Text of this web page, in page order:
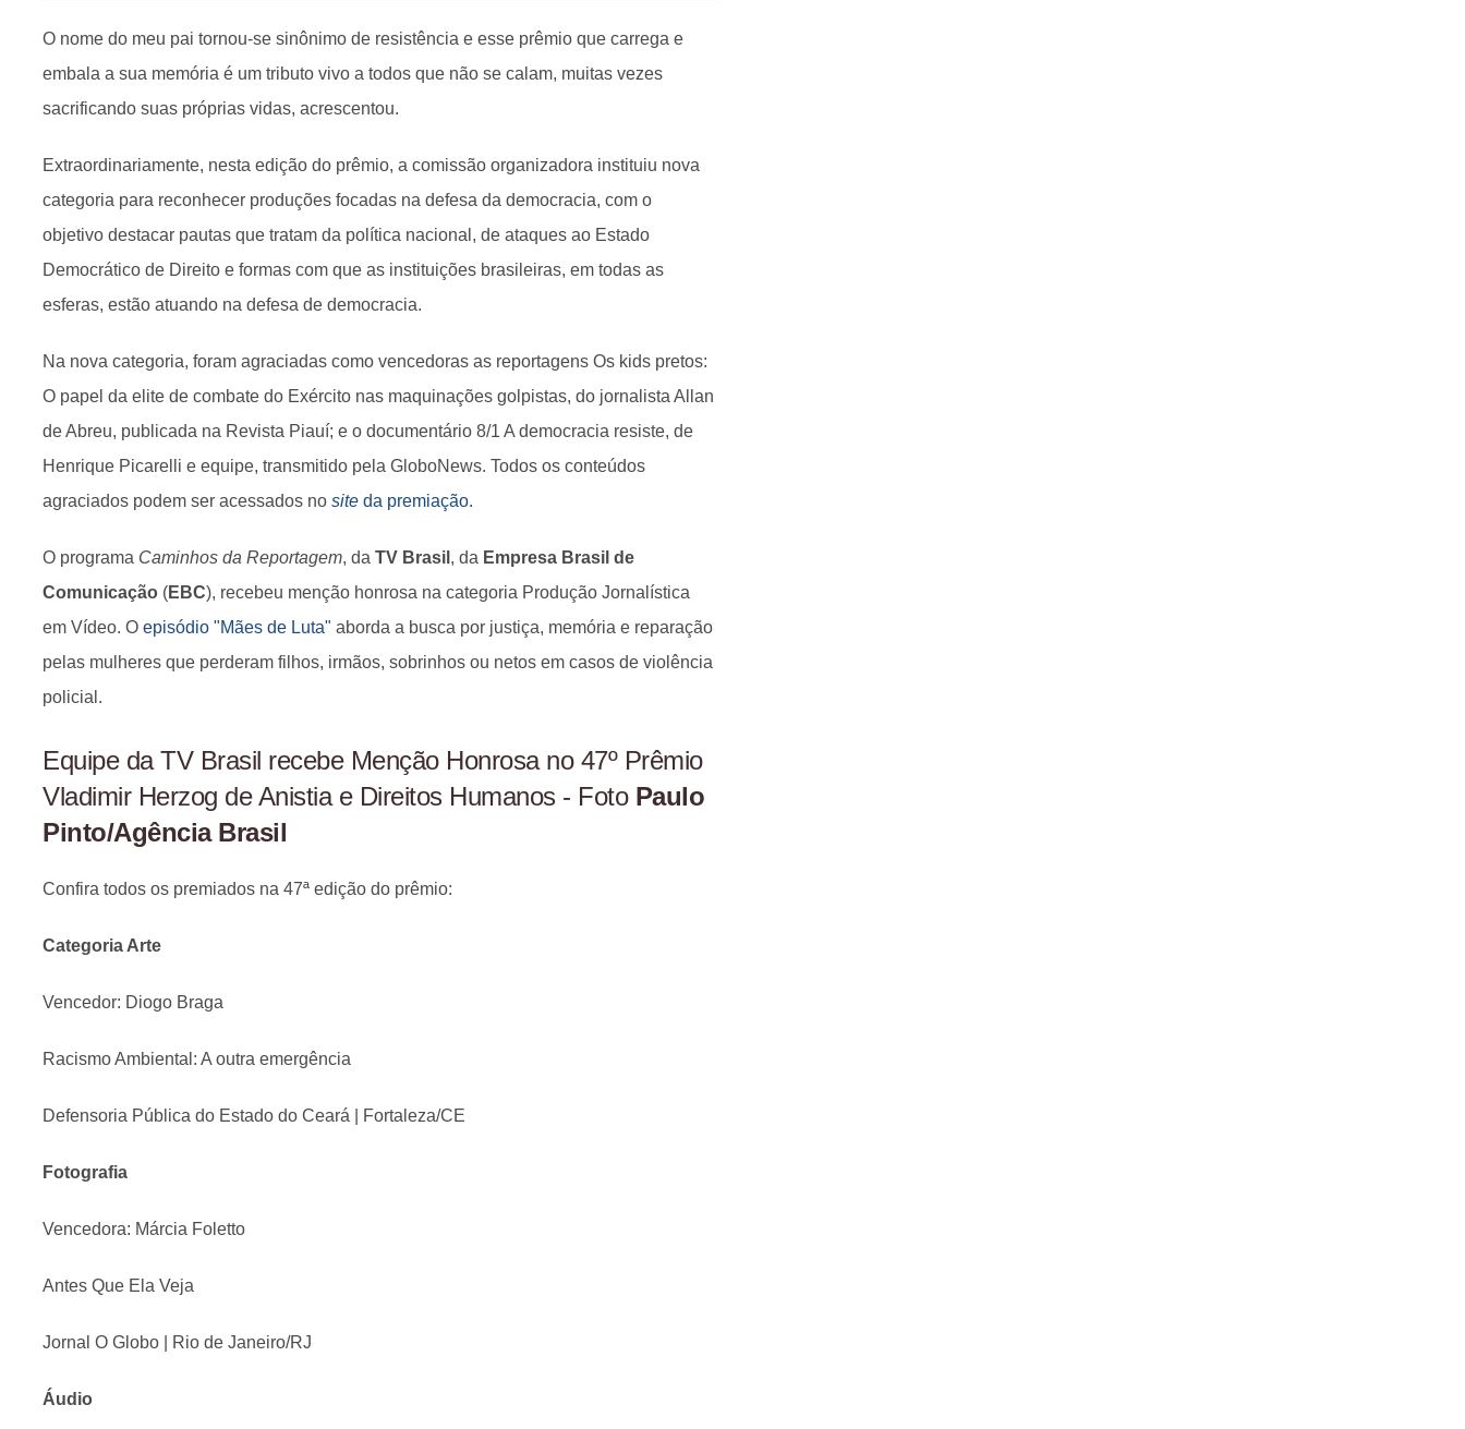
O nome do meu pai tornou-se sinônimo de resistência e esse prêmio que carrega e
embala a sua memória é um tributo vivo a todos que não se calam, muitas vezes
sacrificando suas próprias vidas, acrescentou.
Extraordinariamente, nesta edição do prêmio, a comissão organizadora instituiu nova
categoria para reconhecer produções focadas na defesa da democracia, com o
objetivo destacar pautas que tratam da política nacional, de ataques ao Estado
Democrático de Direito e formas com que as instituições brasileiras, em todas as
esferas, estão atuando na defesa de democracia.
Na nova categoria, foram agraciadas como vencedoras as reportagens Os kids pretos:
O papel da elite de combate do Exército nas maquinações golpistas, do jornalista Allan
de Abreu, publicada na Revista Piauí; e o documentário 8/1 A democracia resiste, de
Henrique Picarelli e equipe, transmitido pela GloboNews. Todos os conteúdos
agraciados podem ser acessados no site da premiação.
O programa Caminhos da Reportagem, da TV Brasil , da Empresa Brasil de
Comunicação (EBC), recebeu menção honrosa na categoria Produção Jornalística
em Vídeo. O episódio "Mães de Luta" aborda a busca por justiça, memória e reparação
pelas mulheres que perderam filhos, irmãos, sobrinhos ou netos em casos de violência
policial.
Equipe da TV Brasil recebe Menção Honrosa no 47º Prêmio
Vladimir Herzog de Anistia e Direitos Humanos - Foto Paulo
Pinto/Agência Brasil
Confira todos os premiados na 47ª edição do prêmio:
Categoria Arte
Vencedor: Diogo Braga
Racismo Ambiental: A outra emergência
Defensoria Pública do Estado do Ceará | Fortaleza/CE
Fotografia
Vencedora: Márcia Foletto
Antes Que Ela Veja
Jornal O Globo | Rio de Janeiro/RJ
Áudio